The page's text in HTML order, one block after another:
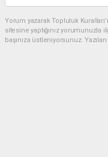
Yorum yazarak Topluluk
sitesine yaptığınız
başınıza üstleniyorsunuz.